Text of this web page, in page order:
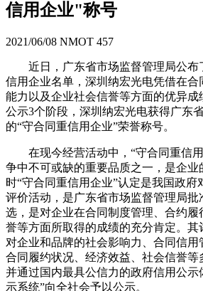
信用企业"称号
2021/06/08 NMOT 457
近日，广东省市场监督管理局公
信用企业名单，深圳纳宏光电凭借在
能力以及企业社会信誉等方面的优异成
公示3个阶段，深圳纳宏光电获得广东
的“守合同重信用企业”荣誉称号。
在现今经营活动中，“守合同重信
争中不可或缺的重要品质之一，是企业
时“守合同重信用企业”认定是我国政府
评价活动，是广东省市场监督管理局
选，是对企业在合同制度管理、合约
誉等方面所取得的成绩的充分肯定。
对企业和品牌的社会影响力、合同信用
合同履约状况、经济效益、社会信誉等
并通过国内最具公信力的政府信用公示
示系统”向全社会予以公示。